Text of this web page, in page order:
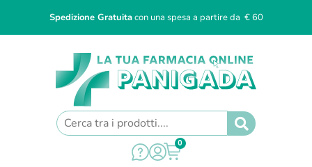
Spedizione Gratuitacon una spesa a partire da € 60
0